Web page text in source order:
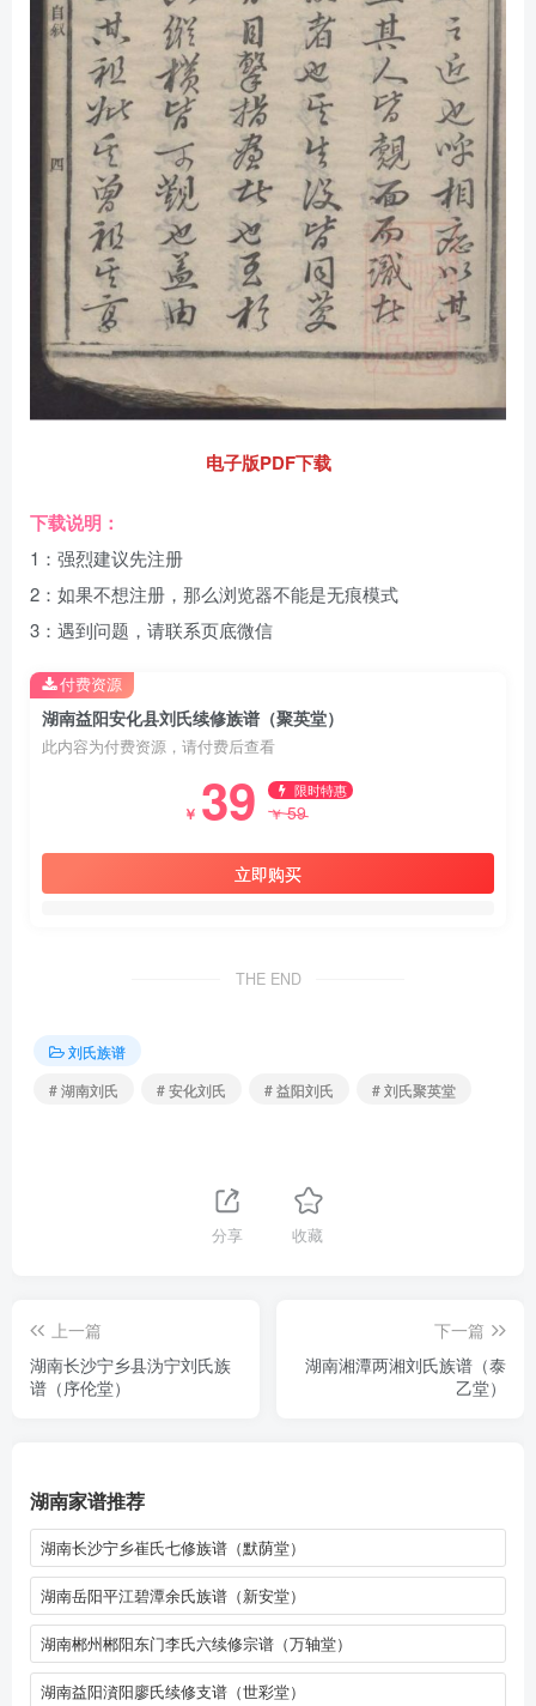
电子版PDF下载
下载说明：
1：强烈建议先注册
2：如果不想注册，那么浏览器不能是无痕模式
3：遇到问题，请联系页底微信
湖南益阳安化县刘氏续修族谱（聚英堂）
此内容为付费资源，请付费后查看
￥ 39 限时特惠
￥59
立即购买
付费资源
THE END
刘氏族谱
# 湖南刘氏
# 安化刘氏 # 益阳刘氏 # 刘氏聚英堂
分享 收藏
上一篇
湖南长沙宁乡县沩宁刘氏族
谱（序伦堂）
下一篇
湖南湘潭两湘刘氏族谱（泰
乙堂）
湖南家谱推荐
湖南长沙宁乡崔氏七修族谱（默荫堂）
湖南岳阳平江碧潭余氏族谱（新安堂）
湖南郴州郴阳东门李氏六续修宗谱（万轴堂）
湖南益阳澬阳廖氏续修支谱（世彩堂）